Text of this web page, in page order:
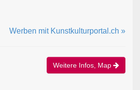
Werben mit Kunstkulturportal.ch »
Weitere Infos, Map